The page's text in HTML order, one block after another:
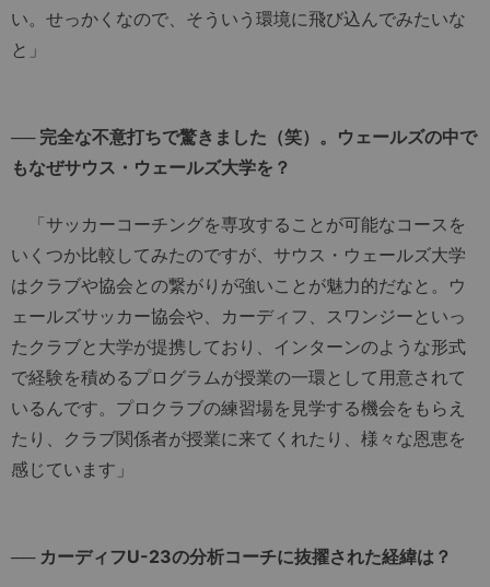
い。せっかくなので、そういう環境に飛び込んでみたいな
と」
── 完全な不意打ちで驚きました（笑）。ウェールズの中で
もなぜサウス・ウェールズ大学を？
「サッカーコーチングを専攻することが可能なコースを
いくつか比較してみたのですが、サウス・ウェールズ大学
はクラブや協会との繋がりが強いことが魅力的だなと。ウ
ェールズサッカー協会や、カーディフ、スワンジーといっ
たクラブと大学が提携しており、インターンのような形式
で経験を積めるプログラムが授業の一環として用意されて
いるんです。プロクラブの練習場を見学する機会をもらえ
たり、クラブ関係者が授業に来てくれたり、様々な恩恵を
感じています」
── カーディフU-23の分析コーチに抜擢された経緯は？